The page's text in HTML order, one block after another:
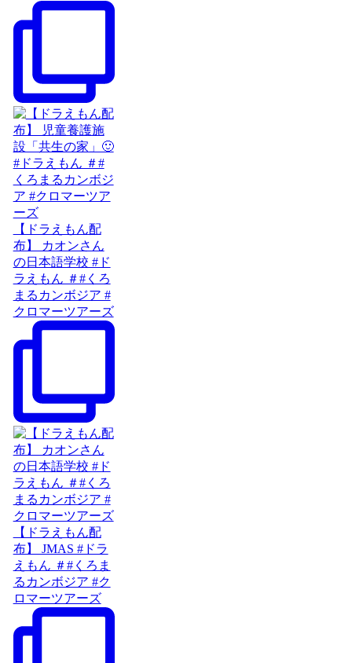
【ドラえもん配
布】 カオンさん
の日本語学校 #ド
ラえもん ＃#くろ
まるカンボジア #
クロマーツアーズ
【ドラえもん配
布】 JMAS #ドラ
えもん ＃#くろま
るカンボジア #ク
ロマーツアーズ